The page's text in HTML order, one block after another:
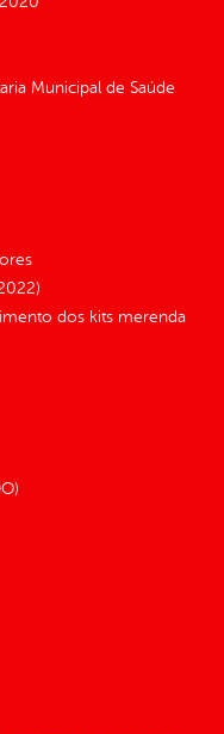
Municipal de Saúde
dos kits merenda